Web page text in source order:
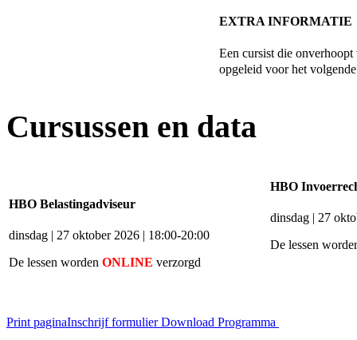
EXTRA INFORMATIE
Een cursist die
opgeleid voor het
Cursussen en data
HBO Belastingadviseur
dinsdag | 27 oktober 2026 | 18:00-20:00
De lessen worden ONLINE verzorgd
HBO
dinsdag | 27
De lessen
Print paginaInschrijf formulierDownload Programma